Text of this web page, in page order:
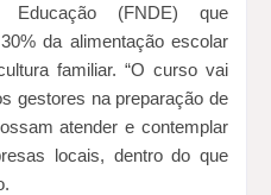
Educação (FNDE) que
da alimentação escolar
familiar. “O curso vai
gestores na preparação de
atender e contemplar
locais, dentro do que